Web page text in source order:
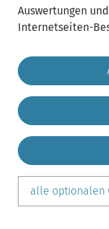
Gemeinde
Auswertungen
Internetseiten-
alle optionalen